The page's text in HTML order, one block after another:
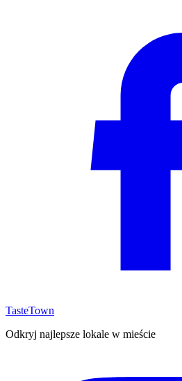
TasteTown
Odkryj najlepsze lokale w mieście